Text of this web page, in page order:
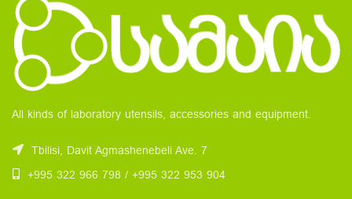
All kinds of laboratory utensils, accessories and equipment.
Tbilisi, Davit Agmashenebeli Ave. 7
+995 322 966 798 / +995 322 953 904